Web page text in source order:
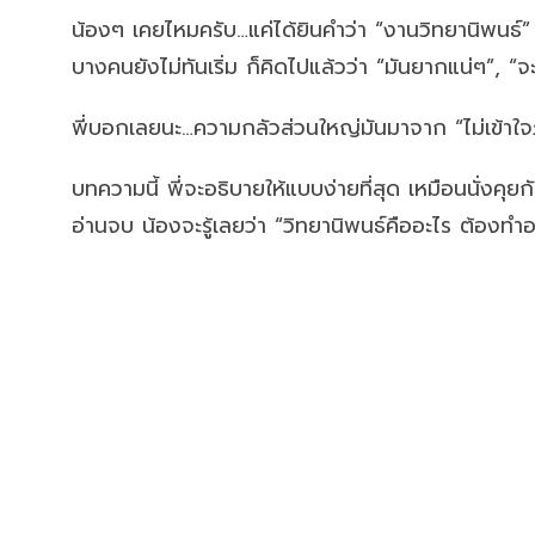
น้องๆ เคยไหมครับ…แค่ได้ยินคำว่า “งานวิทยานิพน
บางคนยังไม่ทันเริ่ม ก็คิดไปแล้วว่า “มันยากแน่ๆ”, “จ
พี่บอกเลยนะ…ความกลัวส่วนใหญ่มันมาจาก “ไม่เข้าใ
บทความนี้ พี่จะอธิบายให้แบบง่ายที่สุด เหมือนนั่งคุย
อ่านจบ น้องจะรู้เลยว่า “วิทยานิพนธ์คืออะไร ต้องทำ